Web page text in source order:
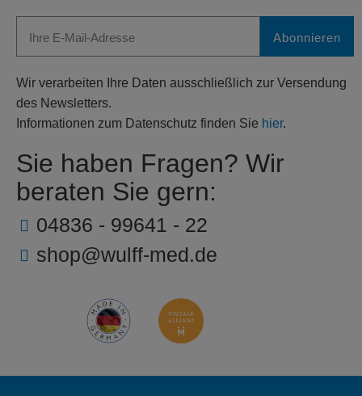
Abonnieren
Wir verarbeiten Ihre Daten ausschließlich zur Versendung
des Newsletters.
Informationen zum Datenschutz finden Sie hier.
Sie haben Fragen? Wir
beraten Sie gern:
04836 - 99641 - 22
shop@wulff-med.de